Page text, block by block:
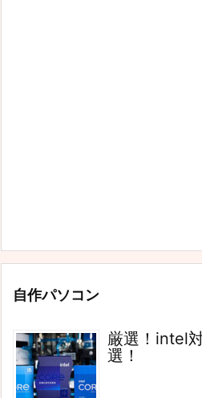
自作パソコン
厳選！intel
選！